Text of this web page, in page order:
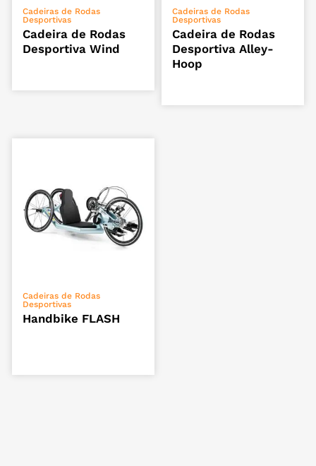
ADICIONAR
Cadeiras de Rodas
Desportivas
Cadeira de Rodas
Desportiva Wind
ADICIONAR
Cadeiras de Rodas
Desportivas
Cadeira de Rodas
Desportiva Alley-
Hoop
ADICIONAR
Cadeiras de Rodas
Desportivas
Handbike FLASH